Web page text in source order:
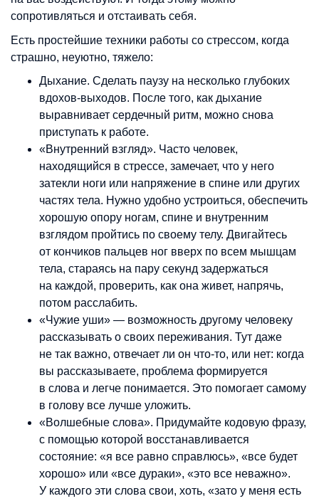
сопротивляться и отстаивать себя.
Есть простейшие техники работы со стрессом, когда
страшно, неуютно, тяжело:
Дыхание. Сделать паузу на несколько глубоких
вдохов-выходов. После того, как дыхание
выравнивает сердечный ритм, можно снова
приступать к работе.
«Внутренний взгляд». Часто человек,
находящийся в стрессе, замечает, что у него
затекли ноги или напряжение в спине или других
частях тела. Нужно удобно устроиться, обеспечить
хорошую опору ногам, спине и внутренним
взглядом пройтись по своему телу. Двигайтесь
от кончиков пальцев ног вверх по всем мышцам
тела, стараясь на пару секунд задержаться
на каждой, проверить, как она живет, напрячь,
потом расслабить.
«Чужие уши» — возможность другому человеку
рассказывать о своих переживания. Тут даже
не так важно, отвечает ли он что-то, или нет: когда
вы рассказываете, проблема формируется
в слова и легче понимается. Это помогает самому
в голову все лучше уложить.
«Волшебные слова». Придумайте кодовую фразу,
с помощью которой восстанавливается
состояние: «я все равно справлюсь», «все будет
хорошо» или «все дураки», «это все неважно».
У каждого эти слова свои, хоть, «зато у меня есть